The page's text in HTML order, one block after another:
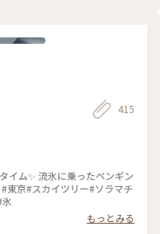
415
イム✨ 流氷に乗ったペンギン
東京#スカイツリー#ソラマチ
もっとみる